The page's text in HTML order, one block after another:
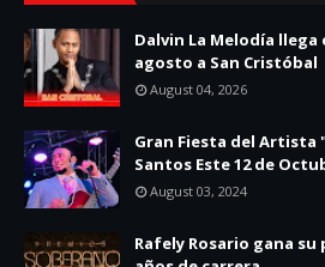
Dalvin La Melodía
agosto a San Cristóbal
August 04, 2026
Gran Fiesta del Artista
Santos Este 12 de
August 03, 2024
Rafely Rosario gana